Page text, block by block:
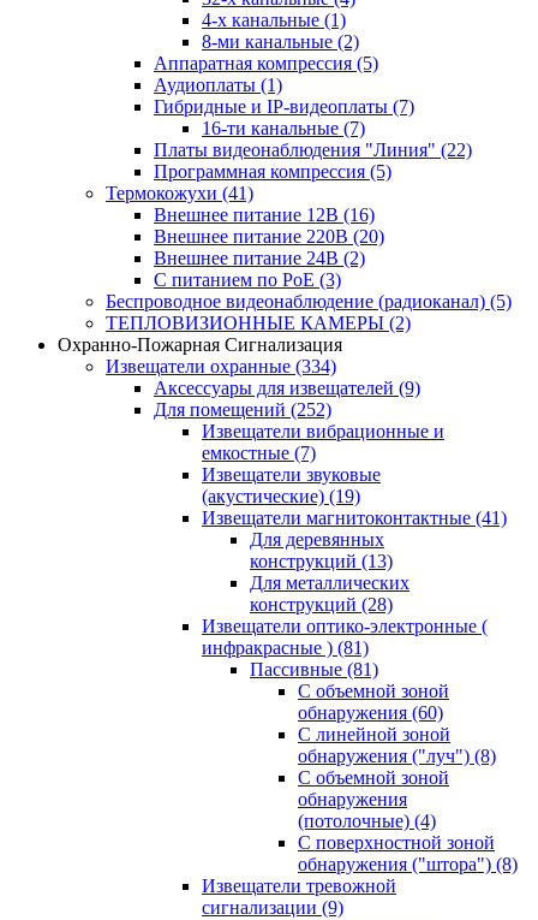
4-х канальные (1)
8-ми канальные (2)
Аппаратная компрессия (5)
Аудиоплаты (1)
Гибридные и IP-видеоплаты (7)
16-ти канальные (7)
Платы видеонаблюдения "Линия" (22)
Программная компрессия (5)
Термокожухи (41)
Внешнее питание 12В (16)
Внешнее питание 220В (20)
Внешнее питание 24В (2)
С питанием по PoE (3)
Беспроводное видеонаблюдение (радиоканал) (5)
ТЕПЛОВИЗИОННЫЕ КАМЕРЫ (2)
Охранно-Пожарная Сигнализация
Извещатели охранные (334)
Аксессуары для извещателей (9)
Для помещений (252)
Извещатели вибрационные и
емкостные (7)
Извещатели звуковые
(акустические) (19)
Извещатели магнитоконтактные (41)
Для деревянных
конструкций (13)
Для металлических
конструкций (28)
Извещатели оптико-электронные (
инфракрасные ) (81)
Пассивные (81)
С объемной зоной
обнаружения (60)
С линейной зоной
обнаружения ("луч") (8)
С объемной зоной
обнаружения
(потолочные) (4)
С поверхностной зоной
обнаружения ("штора") (8)
Извещатели тревожной
сигнализации (9)